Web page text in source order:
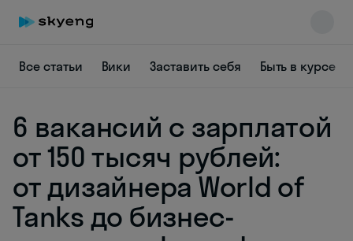
Все статьи Вики Заставить себя Быть в курсе
6 вакансий с зарплатой
от 150 тысяч рублей:
от дизайнера World of
Tanks до бизнес-
Skyeng Chat
online